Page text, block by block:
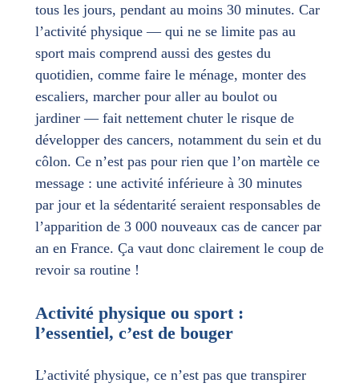
tous les jours, pendant au moins 30 minutes. Car
l’activité physique — qui ne se limite pas au
sport mais comprend aussi des gestes du
quotidien, comme faire le ménage, monter des
escaliers, marcher pour aller au boulot ou
jardiner — fait nettement chuter le risque de
développer des cancers, notamment du sein et du
côlon. Ce n’est pas pour rien que l’on martèle ce
message : une activité inférieure à 30 minutes
par jour et la sédentarité seraient responsables de
l’apparition de 3 000 nouveaux cas de cancer par
an en France. Ça vaut donc clairement le coup de
revoir sa routine !
Activité physique ou sport :
l’essentiel, c’est de bouger
L’activité physique, ce n’est pas que transpirer